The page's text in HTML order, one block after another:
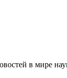
в мире